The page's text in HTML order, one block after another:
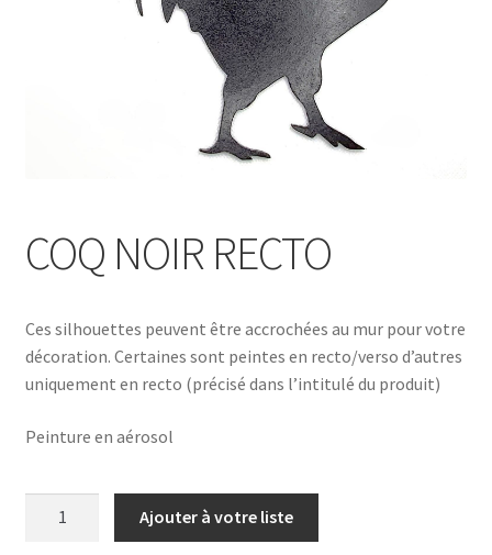
COQ NOIR RECTO
Ces silhouettes peuvent être accrochées au mur pour votre
décoration. Certaines sont peintes en recto/verso d’autres
uniquement en recto (précisé dans l’intitulé du produit)
Peinture en aérosol
Ajouter à votre liste